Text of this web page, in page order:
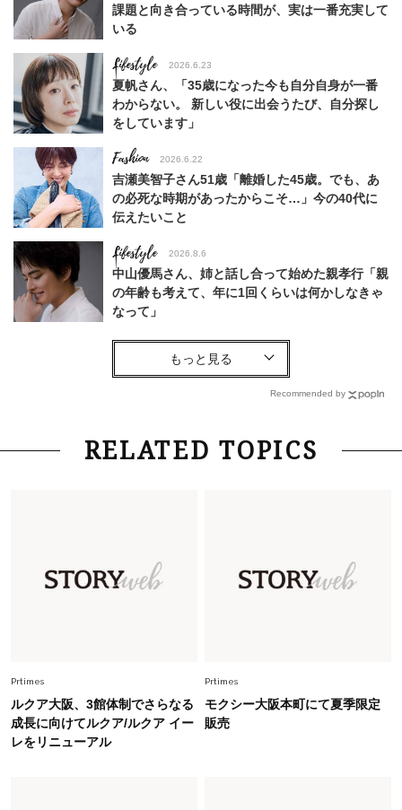
課題と向き合っている時間が、実は一番充実して
いる
Lifestyle 2026.6.23
夏帆さん、「35歳になった今も自分自身が一番
わからない。 新しい役に出会うたび、自分探し
をしています」
Fashion 2026.6.22
吉瀬美智子さん51歳「離婚した45歳。でも、あ
の必死な時期があったからこそ…」今の40代に
伝えたいこと
Lifestyle 2026.8.6
中山優馬さん、姉と話し合って始めた親孝行「親
の年齢も考えて、年に1回くらいは何かしなきゃ
なって」
Lifestyle
26年夏の【開運アクション】は”ひと拭き”習
Fashion 2026.6.12
中村ゆりさん「40代になり、やっと“仕事以外の
ップス×パンツ」コーデ〈3選〉
Fashion 2026.6.26
Recommended by
RELATED TOPICS
Prtimes
ルクア大阪、3館体制でさらなる
成長に向けてルクア/ルクア イー
レをリニューアル
Prtimes
モクシー大阪本町にて夏季限定
販売